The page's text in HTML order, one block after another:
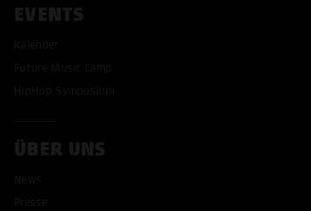
EVENTS
Kalender
Future Music Camp
HipHop Symposium
ÜBER UNS
News
Presse